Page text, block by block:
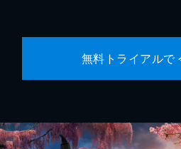
無料トライアルで